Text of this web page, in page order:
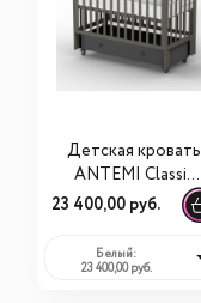
Детская кровать
ANTEMI Classic
Sleep с
универсальным
маятником
23 400,00 руб.
Белый:
23 400,00 руб.